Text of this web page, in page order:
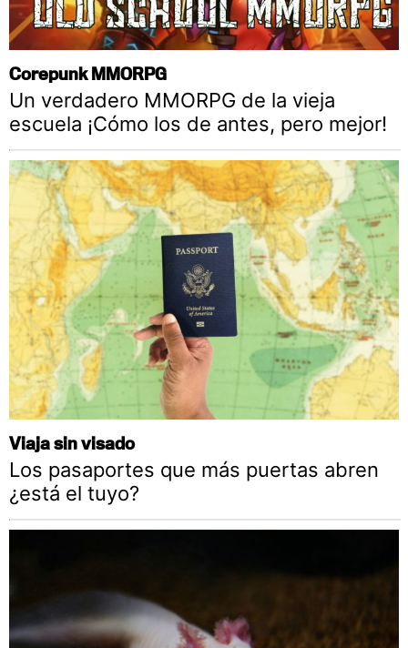
Corepunk MMORPG
Un verdadero MMORPG de la vieja
escuela ¡Cómo los de antes, pero mejor!
Viaja sin visado
Los pasaportes que más puertas abren
¿está el tuyo?